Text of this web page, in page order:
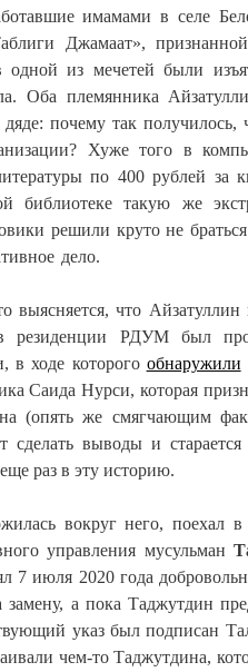
имамами в селе
Джамаат»,
из мечетей были
Оба племянника
почему так
Хуже того в
по 400 рублей за
такую же
решили круто не
дело.
выясняется, что
резиденции РДУМ был
в ходе которого обнаружили
Саида Нурси, которая
(опять же смягчающим
выводы и
раз в эту историю.
вокруг него,
управления мусульман
7 июля 2020 года
замену, а пока Таджутдин
указ был подписан
чем-то Таджутдина,